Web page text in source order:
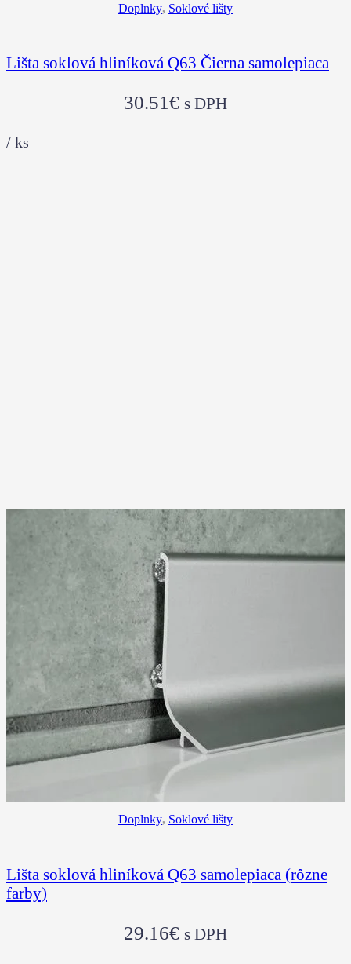
Doplnky, Soklové lišty
Lišta soklová hliníková Q63 Čierna samolepiaca
30.51€ s DPH
/ ks
Doplnky, Soklové lišty
Lišta soklová hliníková Q63 samolepiaca (rôzne
farby)
29.16€ s DPH